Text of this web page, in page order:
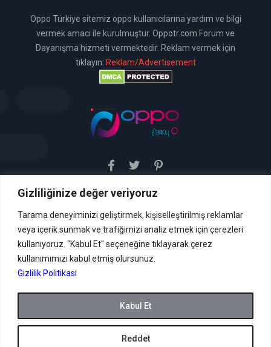
Gizliliğinize değer veriyoruz
Tarama deneyiminizi geliştirmek, kişiselleştirilmiş reklamlar
veya içerik sunmak ve trafiğimizi analiz etmek için çerezleri
kullanıyoruz. "Kabul Et" seçeneğine tıklayarak çerez
kullanımımızı kabul etmiş olursunuz.
Gizlilik Politikası
Reddet
Kabul Et
Oppo Türkiye sitemiz oppo kullanıcılarına yardım ve bilgi
vermek amacı ile kurulmuştur. Oppotr.com Forum ve
Dayanışma hizmeti vermektedir. Reklam vermek için
tıklayın: Reklam/Advertisement
Sitemiz uyar / kaldır prensibini benimsemiştir. Sitemiz,
hizmetini vermektedir. Bu yasaya göre, Site yönetimi
hukuka aykırı içerikleri kontrol etme yükümlülüğü yoktur. Bu
nedenle, web sitemiz uyar / kaldır prensibini
benimsemiştir ve kullanmaktadır. (
İletişim
Formu Veya ( info[AT]caglaryildiz[DOT]net )